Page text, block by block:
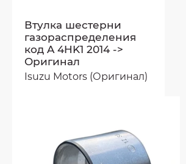
Втулка шестерни
газораспределения
код A 4HK1 2014 ->
Оригинал
Isuzu Motors (Оригинал)